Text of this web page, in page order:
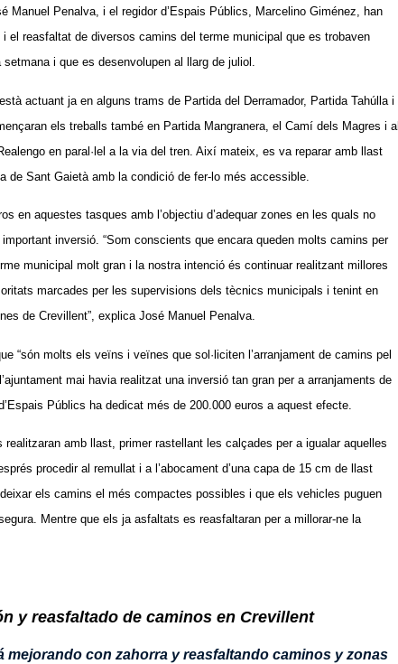
Manuel Penalva, i el regidor d’Espais Públics, Marcelino Giménez, han
el reasfaltat de diversos camins del terme municipal que es trobaven
i que es desenvolupen al llarg de juliol.
actuant ja en alguns trams de Partida del Derramador, Partida Tahúlla i
els treballs també en Partida Mangranera, el Camí dels Magres i al
en paral·lel a la via del tren. Així mateix, es va reparar amb llast
de Sant Gaietà amb la condició de fer-lo més accessible.
en aquestes tasques amb l’objectiu d’adequar zones en les quals no
inversió. “Som conscients que encara queden molts camins per
municipal molt gran i la nostra intenció és continuar realitzant millores
marcades per les supervisions dels tècnics municipals i tenint en
de Crevillent”, explica José Manuel Penalva.
“són molts els veïns i veïnes que sol·liciten l’arranjament de camins pel
mai havia realitzat una inversió tan gran per a arranjaments de
Públics ha dedicat més de 200.000 euros a aquest efecte.
realitzaran amb llast, primer rastellant les calçades per a igualar aquelles
procedir al remullat i a l’abocament d’una capa de 15 cm de llast
els camins el més compactes possibles i que els vehicles puguen
Mentre que els ja asfaltats es reasfaltaran per a millorar-ne la
y reasfaltado de caminos en Crevillent
mejorando con zahorra y reasfaltando caminos y zonas